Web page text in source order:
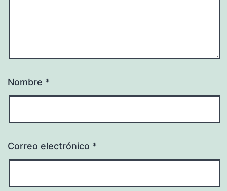
Nombre *
Correo electrónico *